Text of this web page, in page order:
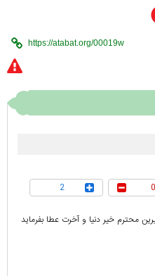
0
2
محترم خیر دنیا و آخرت عطا بفرماید